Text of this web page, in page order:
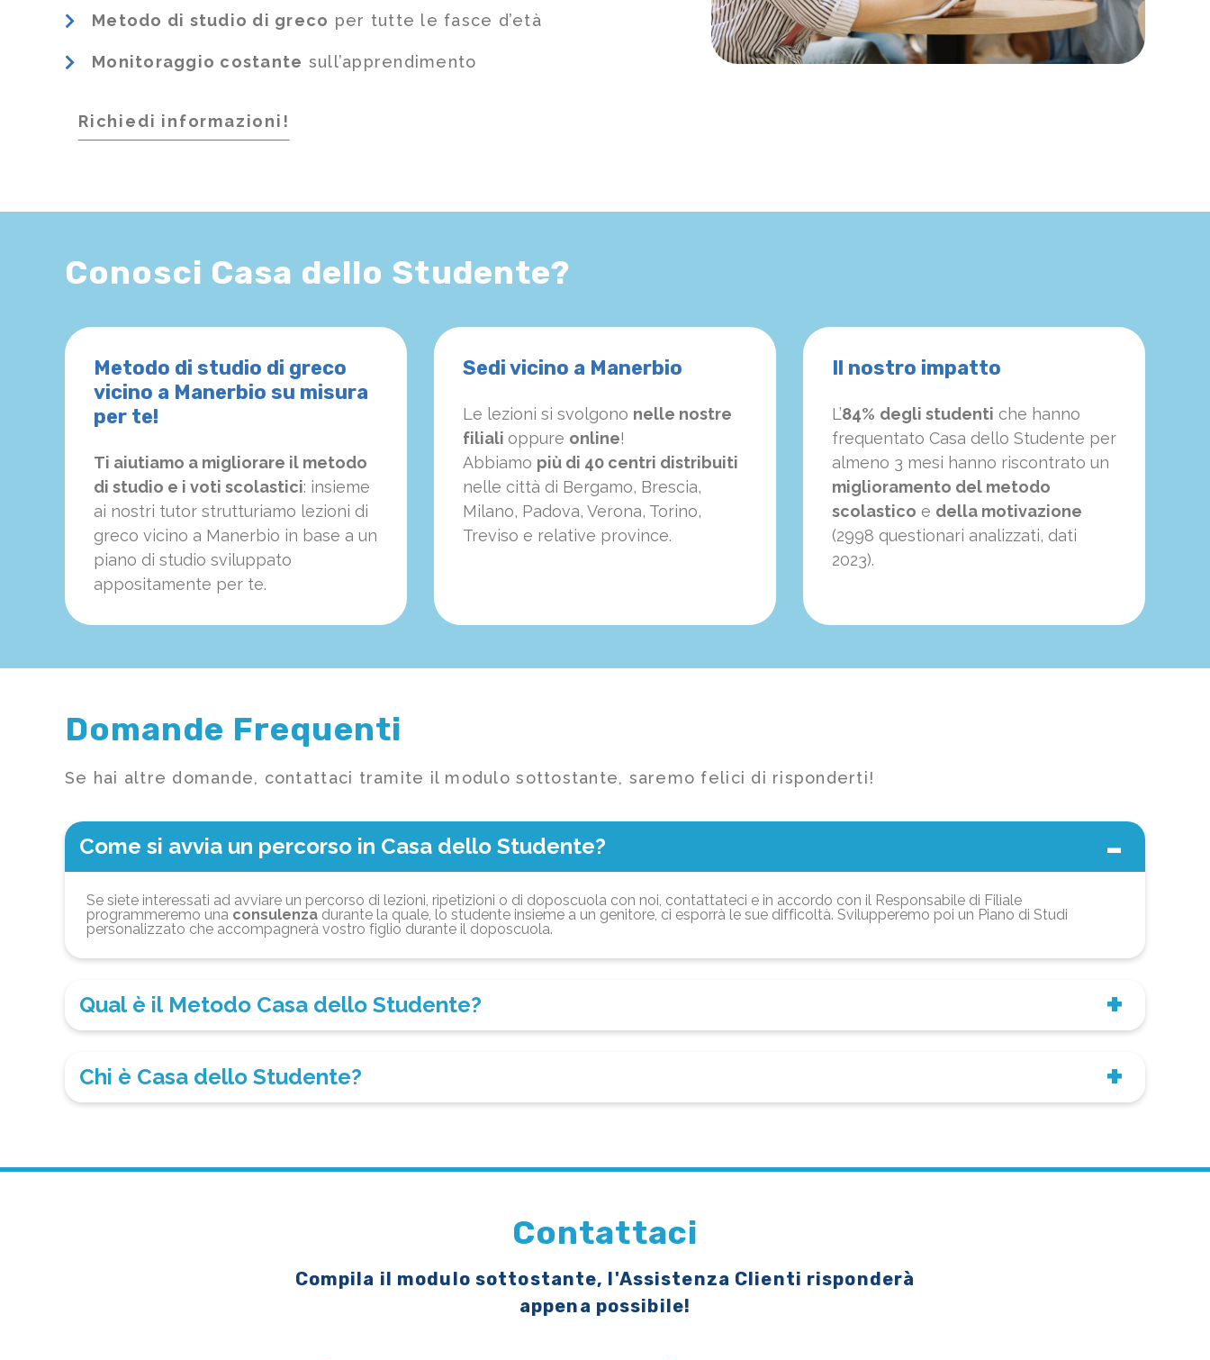
Metodo di studio di greco per tutte le fasce d’età
Monitoraggio costante sull’apprendimento
Richiedi informazioni!
Conosci Casa dello Studente?
Metodo di studio di greco
vicino a Manerbio su misura
per te!
Ti aiutiamo a migliorare il metodo
di studio e i voti scolastici: insieme
ai nostri tutor strutturiamo lezioni di
greco vicino a Manerbio in base a un
piano di studio sviluppato
appositamente per te.
Sedi vicino a Manerbio
Le lezioni si svolgono nelle nostre
filiali oppure online!
Abbiamo più di 40 centri distribuiti
nelle città di Bergamo, Brescia,
Milano, Padova, Verona, Torino,
Treviso e relative province.
Il nostro impatto
L’84% degli studenti che hanno
frequentato Casa dello Studente per
almeno 3 mesi hanno riscontrato un
miglioramento del metodo
scolastico e della motivazione
(2998 questionari analizzati, dati
2023).
Domande Frequenti
Se hai altre domande, contattaci tramite il modulo sottostante, saremo felici di risponderti!
Come si avvia un percorso in Casa dello Studente?
Se siete interessati ad avviare un percorso di lezioni, ripetizioni o di doposcuola con noi, contattateci e in accordo con il Responsabile di Filiale
programmeremo una consulenza durante la quale, lo studente insieme a un genitore, ci esporrà le sue difficoltà. Svilupperemo poi un Piano di Studi
personalizzato che accompagnerà vostro figlio durante il doposcuola.
Qual è il Metodo Casa dello Studente?
Chi è Casa dello Studente?
Contattaci
Compila il modulo sottostante, l'Assistenza Clienti risponderà
appena possibile!